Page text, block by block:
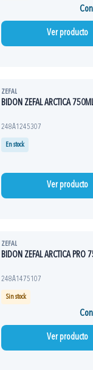
Ver producto
ZEFAL
BIDON ZEFAL ARCTICA
248A1245307
En stock
Ver producto
ZEFAL
BIDON ZEFAL ARCTICA PRO
248A1475107
Sin stock
Ver producto